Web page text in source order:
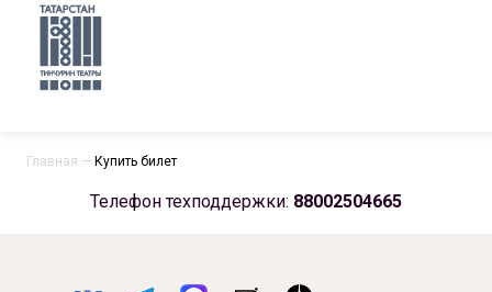
Главная — Купить билет
Телефон техподдержки: 88002504665